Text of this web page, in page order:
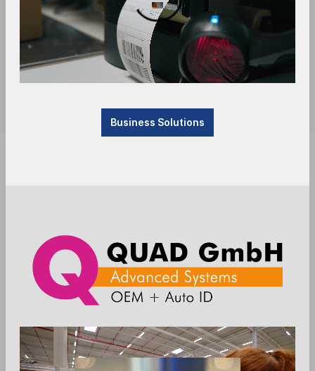
Die Preise werden nach der Aktivierung
angezeigt
Zum Merkzettel hinzufügen
Auto-ID POS Scanner
Business Solutions